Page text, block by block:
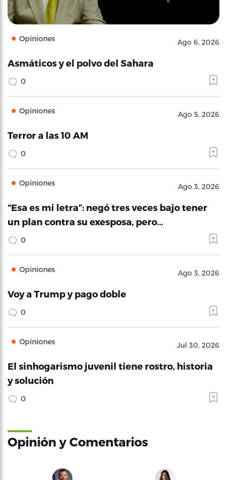
Opiniones Ago 6, 2026
Asmáticos y el polvo del Sahara
0
Opiniones Ago 5, 2026
Terror a las 10 AM
0
Opiniones Ago 3, 2026
“Esa es mi letra”: negó tres veces bajo tener
un plan contra su exesposa, pero…
0
Opiniones Ago 3, 2026
Voy a Trump y pago doble
0
Opiniones Jul 30, 2026
El sinhogarismo juvenil tiene rostro, historia
y solución
0
Opinión y Comentarios